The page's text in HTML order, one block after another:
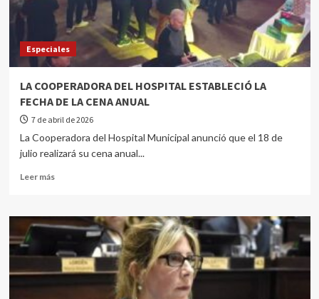
Especiales
LA COOPERADORA DEL HOSPITAL ESTABLECIÓ LA
FECHA DE LA CENA ANUAL
7 de abril de 2026
La Cooperadora del Hospital Municipal anunció que el 18 de
julio realizará su cena anual...
Leer más